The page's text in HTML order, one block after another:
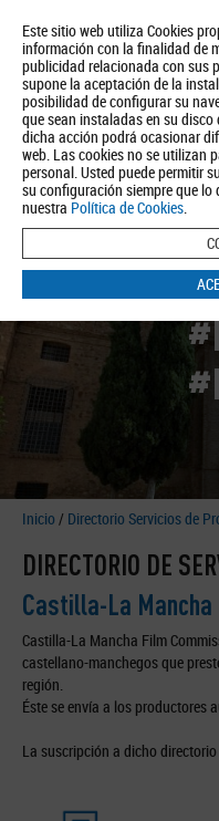
Este sitio web utiliza Cookies
información con la finalidad de
publicidad relacionada con sus
supone la aceptación de la
posibilidad de configurar su
que sean instaladas en su
dicha acción podrá ocasionar
web. Las cookies no se utilizan
personal. Usted puede permitir
su configuración siempre que lo
nuestra Política de Cookies.
Quiénes somos
Inicio / Directorio Servicios de
DIRECTORIO DE
Castilla-La Mancha
Castilla-La Mancha Film
castellano-manchegos que
región.
Éste se envía a los productores
La suscripción a dicho